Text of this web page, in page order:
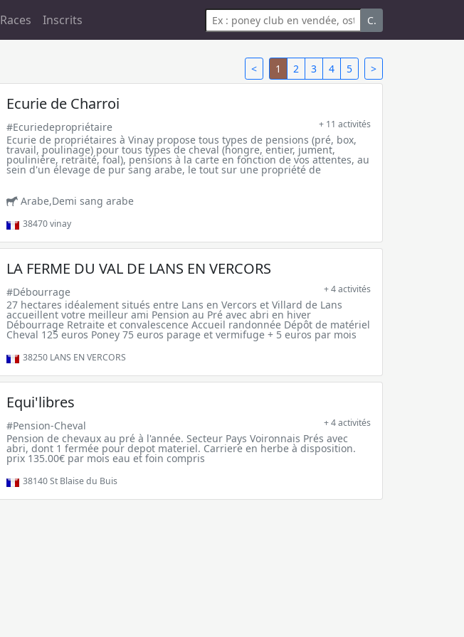
Races Inscrits C.
< 1 2 3 4 5 >
Ecurie de Charroi
#Ecuriedepropriétaire + 11 activités
Ecurie de propriétaires à Vinay propose tous types de pensions (pré, box,
travail, poulinage) pour tous types de cheval (hongre, entier, jument,
poulinière, retraité, foal), pensions à la carte en fonction de vos attentes, au
sein d'un élevage de pur sang arabe, le tout sur une propriété de
Arabe,Demi sang arabe
38470vinay
LA FERME DU VAL DE LANS EN VERCORS
#Débourrage + 4 activités
27 hectares idéalement situés entre Lans en Vercors et Villard de Lans
accueillent votre meilleur ami Pension au Pré avec abri en hiver
Débourrage Retraite et convalescence Accueil randonnée Dépôt de matériel
Cheval 125 euros Poney 75 euros parage et vermifuge + 5 euros par mois
38250 LANS EN VERCORS
Equi'libres
#Pension-Cheval + 4 activités
Pension de chevaux au pré à l'année. Secteur Pays Voironnais Prés avec
abri, dont 1 fermée pour depot materiel. Carriere en herbe à disposition.
prix 135.00€ par mois eau et foin compris
38140St Blaise du Buis